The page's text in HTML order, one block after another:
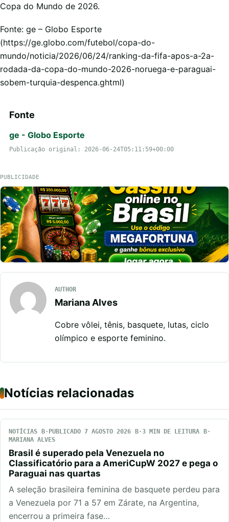
Copa do Mundo de 2026.
Fonte: ge – Globo Esporte
(https://ge.globo.com/futebol/copa-do-
mundo/noticia/2026/06/24/ranking-da-fifa-apos-a-2a-
rodada-da-copa-do-mundo-2026-noruega-e-paraguai-
sobem-turquia-despenca.ghtml)
Fonte
ge - Globo Esporte
Publicação original: 2026-06-24T05:11:59+00:00
PUBLICIDADE
AUTHOR
Mariana Alves
Cobre vôlei, tênis, basquete, lutas, ciclo
olímpico e esporte feminino.
Notícias relacionadas
NOTÍCIAS PUBLICADO 7 AGOSTO 2026
3 MIN DE LEITURA
MARIANA ALVES
Brasil é superado pela Venezuela no
Classificatório para a AmeriCupW 2027 e pega o
Paraguai nas quartas
A seleção brasileira feminina de basquete perdeu para
a Venezuela por 71 a 57 em Zárate, na Argentina,
encerrou a primeira fase…